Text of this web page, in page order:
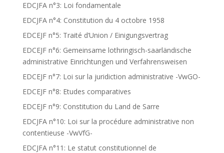
EDCJFA n°3: Loi fondamentale
EDCJFA n°4: Constitution du 4 octobre 1958
EDCEJF n°5: Traité d’Union / Einigungsvertrag
EDCEJF n°6: Gemeinsame lothringisch-saarländische
administrative Einrichtungen und Verfahrensweisen
EDCEJF n°7: Loi sur la juridiction administrative -VwGO-
EDCEJF n°8: Etudes comparatives
EDCEJF n°9: Constitution du Land de Sarre
EDCJFA n°10: Loi sur la procédure administrative non
contentieuse -VwVfG-
EDCJFA n°11: Le statut constitutionnel de